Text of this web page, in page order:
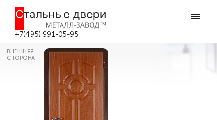
+7(495) 991-05-95
Входная дверь с доборами и
наличниками №152 в Москве
ВНЕШНЯЯ
СТОРОНА